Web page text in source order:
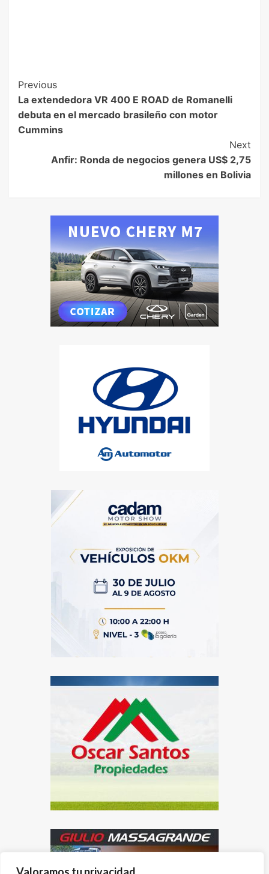
Previous
La extendedora VR 400 E ROAD de Romanelli
debuta en el mercado brasileño con motor
Cummins
Next
Anfir: Ronda de negocios genera US$ 2,75
millones en Bolivia